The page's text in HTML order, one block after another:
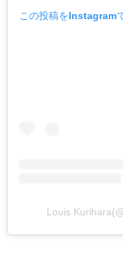
この投稿をInstagram
Louis